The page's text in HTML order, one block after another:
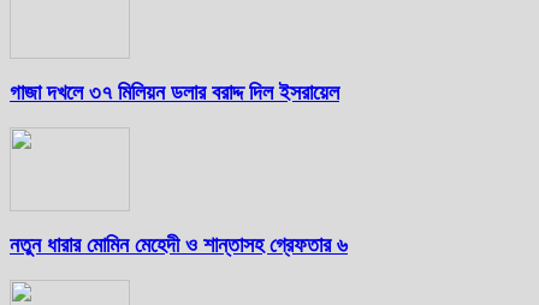
গাজা দখলে ৩৭ মিলিয়ন ডলার বরাদ্দ দিল ইসরায়েল
নতুন ধারার মোমিন মেহেদী ও শান্তাসহ গ্রেফতার ৬